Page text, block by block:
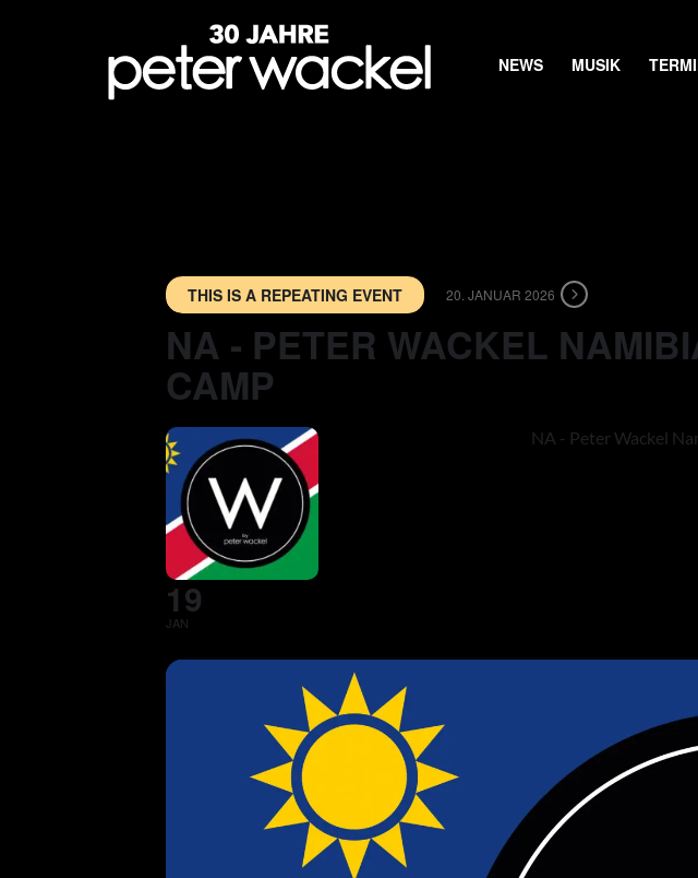
NEWS MUSIK
THIS IS A REPEATING EVENT 20. JANUAR 2026
NA - PETER WACKEL
CAMP
19
JAN
NA - Peter Wackel